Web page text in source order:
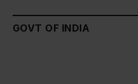
GOVT OF INDIA